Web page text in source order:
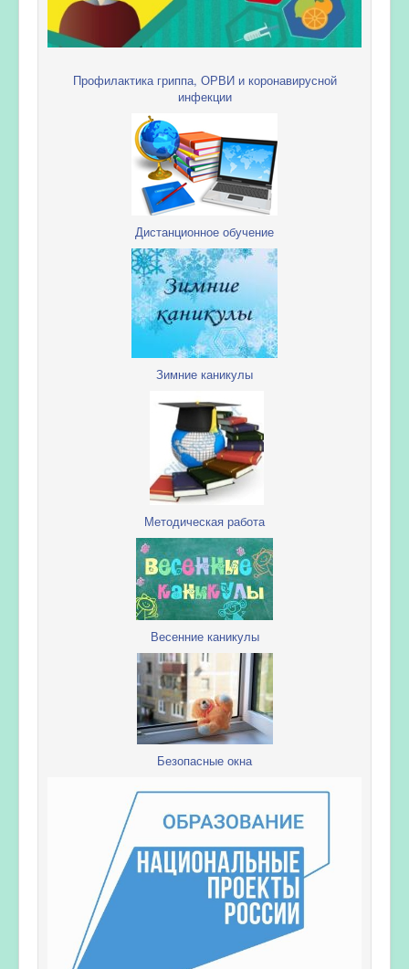
Профилактика гриппа, ОРВИ и коронавирусной
инфекции
Дистанционное обучение
Зимние каникулы
Методическая работа
Весенние каникулы
Безопасные окна